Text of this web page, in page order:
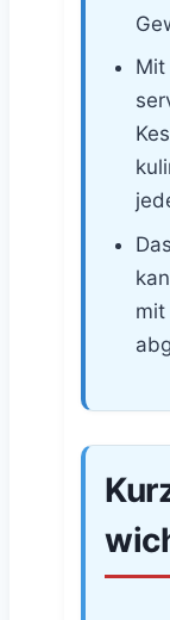
Mit
mit